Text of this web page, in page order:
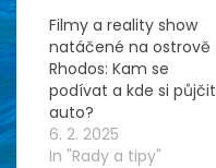
Filmy a reality show
natáčené na ostrově
Rhodos: Kam se
podívat a kde si půjčit
auto?
6. 2. 2025
In "Rady a tipy"